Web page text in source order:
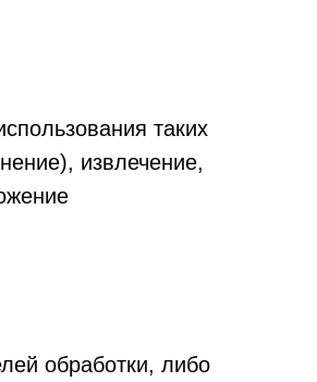
таких
извлечение,
обработки, либо